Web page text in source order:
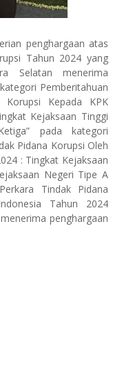
penghargaan atas
Tahun 2024 yang
Selatan menerima
Pemberitahuan
Korupsi Kepada KPK
Kejaksaan Tinggi
pada kategori
Pidana Korupsi Oleh
: Tingkat Kejaksaan
Negeri Tipe A
Tindak Pidana
Tahun 2024
penghargaan